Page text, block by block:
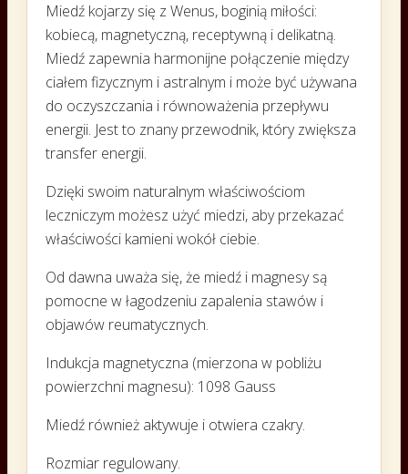
Miedź kojarzy się z Wenus, boginią miłości:
kobiecą, magnetyczną, receptywną i delikatną.
Miedź zapewnia harmonijne połączenie między
ciałem fizycznym i astralnym i może być używana
do oczyszczania i równoważenia przepływu
energii. Jest to znany przewodnik, który zwiększa
transfer energii.
Dzięki swoim naturalnym właściwościom
leczniczym możesz użyć miedzi, aby przekazać
właściwości kamieni wokół ciebie.
Od dawna uważa się, że miedź i magnesy są
pomocne w łagodzeniu zapalenia stawów i
objawów reumatycznych.
Indukcja magnetyczna (mierzona w pobliżu
powierzchni magnesu): 1098 Gauss
Miedź również aktywuje i otwiera czakry.
Rozmiar regulowany.